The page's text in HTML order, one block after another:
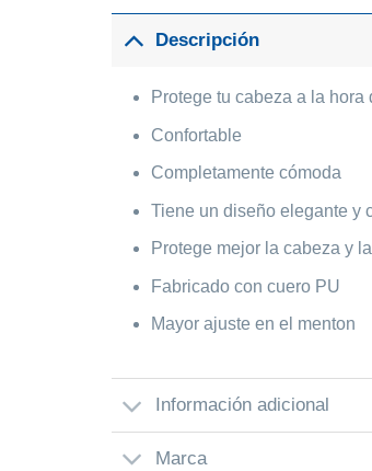
Descripción
Protege tu cabeza a la hora
Confortable
Completamente cómoda
Tiene un diseño elegante y
Protege mejor la cabeza y
Fabricado con cuero PU
Mayor ajuste en el menton
Información adicional
Marca